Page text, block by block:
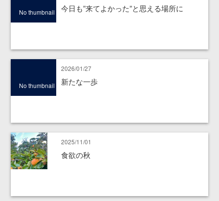
No thumbnail 今日も”来てよかった”と思える場所に
No thumbnail
2026/01/27
新たな一歩
2025/11/01
食欲の秋